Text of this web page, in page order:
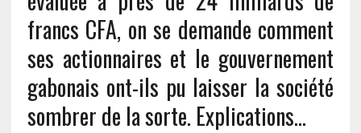
francs CFA, on se demande comment
ses actionnaires et le gouvernement
gabonais ont-ils pu laisser la société
sombrer de la sorte. Explications…